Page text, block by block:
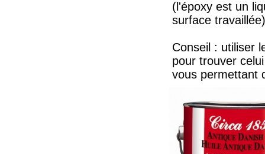
(l'époxy est un
surface
Conseil : utiliser
pour trouver
vous permettant